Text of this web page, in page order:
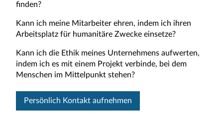
finden?
Kann ich meine Mitarbeiter ehren, indem ich ihren
Arbeitsplatz für humanitäre Zwecke einsetze?
Kann ich die Ethik meines Unternehmens aufwerten,
indem ich es mit einem Projekt verbinde, bei dem
Menschen im Mittelpunkt stehen?
Persönlich Kontakt aufnehmen